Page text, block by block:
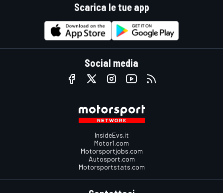
Scarica le tue app
Social media
InsideEvs.it
Motor1.com
Motorsportjobs.com
Autosport.com
Motorsportstats.com